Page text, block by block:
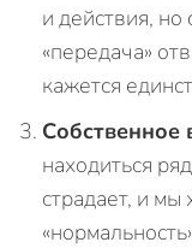
и действия, но
«передача»
кажется
Собственное
находиться
страдает, и мы